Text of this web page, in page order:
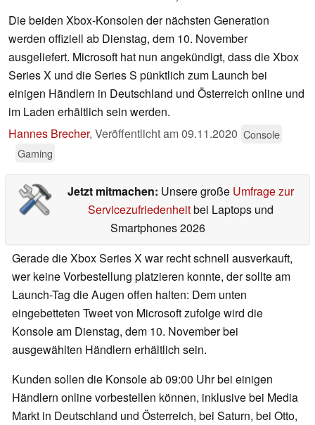
Die beiden Xbox-Konsolen der nächsten Generation
werden offiziell ab Dienstag, dem 10. November
ausgeliefert. Microsoft hat nun angekündigt, dass die Xbox
Series X und die Series S pünktlich zum Launch bei
einigen Händlern in Deutschland und Österreich online und
im Laden erhältlich sein werden.
Hannes Brecher, Veröffentlicht am09.11.2020 Console
Gaming
Jetzt mitmachen: Unsere große Umfrage zur
Servicezufriedenheitbei Laptops und
Smartphones 2026
Gerade die Xbox Series X war recht schnell ausverkauft,
wer keine Vorbestellung platzieren konnte, der sollte am
Launch-Tag die Augen offen halten: Dem unten
eingebetteten Tweet von Microsoft zufolge wird die
Konsole am Dienstag, dem 10. November bei
ausgewählten Händlern erhältlich sein.
Kunden sollen die Konsole ab 09:00 Uhr bei einigen
Händlern online vorbestellen können, inklusive bei Media
Markt in Deutschland und Österreich, bei Saturn, bei Otto,